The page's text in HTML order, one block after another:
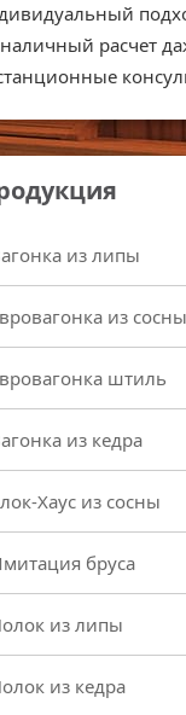
расчет
из липы
из сосны
штиль
из кедра
Хаус из сосны
бруса
из липы
из кедра